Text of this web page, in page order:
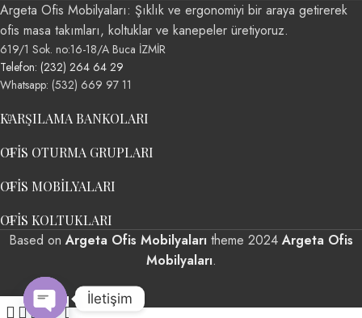
Argeta Ofis Mobilyaları: Şıklık ve ergonomiyi bir araya getirerek
ofis masa takımları, koltuklar ve kanepeler üretiyoruz.
619/1 Sok. no:16-18/A Buca İZMİR
Telefon: (232) 264 64 29
Whatsapp: (532) 669 97 11
KARŞILAMA BANKOLARI
OFIS OTURMA GRUPLARI
OFIS MOBILYALARI
OFIS KOLTUKLARI
Based onArgeta Ofis Mobilyaları theme 2024Argeta Ofis
Mobilyaları.
İletişim